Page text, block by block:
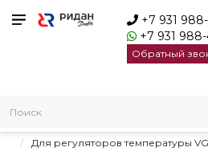
+7 931
+7 931 988-
Обратный
температуры
Для регуляторов температуры VG